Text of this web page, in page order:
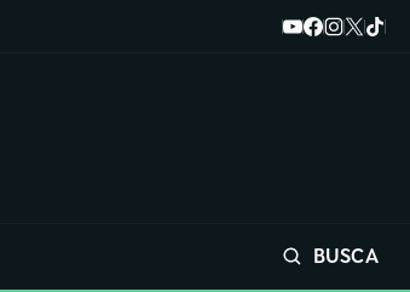
BUSCA